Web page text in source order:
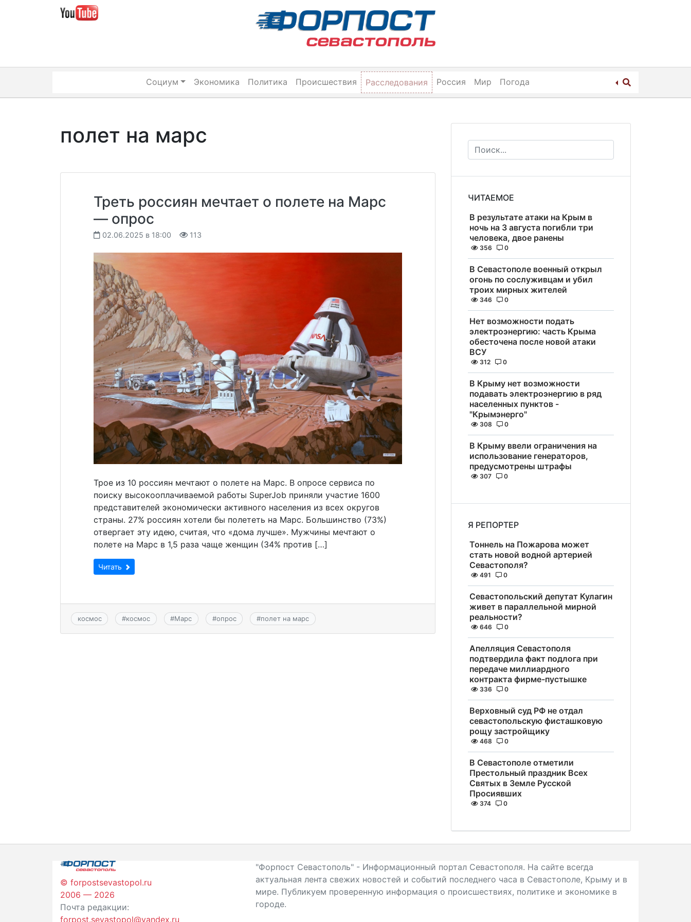
Социум Экономика Политика Происшествия Расследования Россия Мир Погода
полет на марс
Треть россиян мечтает о полете на Марс
— опрос
02.06.2025 в 18:00 113
Трое из 10 россиян мечтают о полете на Марс. В опросе сервиса по
поиску высокооплачиваемой работы SuperJob приняли участие 1600
представителей экономически активного населения из всех округов
страны. 27% россиян хотели бы полететь на Марс. Большинство (73%)
отвергает эту идею, считая, что «дома лучше». Мужчины мечтают о
полете на Марс в 1,5 раза чаще женщин (34% против […]
Читать
космос #космос #Марс #опрос #полет на марс
ЧИТАЕМОЕ
В результате атаки на Крым в
ночь на 3 августа погибли три
человека, двое ранены
356 0
В Севастополе военный открыл
огонь по сослуживцам и убил
троих мирных жителей
346 0
Нет возможности подать
электроэнергию: часть Крыма
обесточена после новой атаки
ВСУ
312 0
В Крыму нет возможности
подавать электроэнергию в ряд
населенных пунктов -
"Крымэнерго"
308 0
В Крыму ввели ограничения на
использование генераторов,
предусмотрены штрафы
307 0
Я РЕПОРТЕР
Тоннель на Пожарова может
стать новой водной артерией
Севастополя?
491 0
Севастопольский депутат Кулагин
живет в параллельной мирной
реальности?
646 0
Апелляция Севастополя
подтвердила факт подлога при
передаче миллиардного
контракта фирме-пустышке
336 0
Верховный суд РФ не отдал
севастопольскую фисташковую
рощу застройщику
468 0
В Севастополе отметили
Престольный праздник Всех
Святых в Земле Русской
Просиявших
374 0
© forpostsevastopol.ru
2006 — 2026
Почта редакции:
forpost.sevastopol@yandex.ru
"Форпост Севастополь" - Информационный портал Севастополя. На сайте всегда
актуальная лента свежих новостей и событий последнего часа в Севастополе, Крыму и в
мире. Публикуем проверенную информация о происшествиях, политике и экономике в
городе.